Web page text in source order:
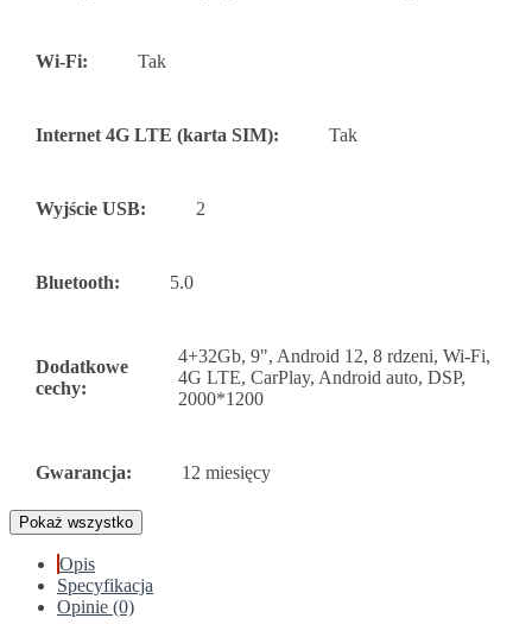
Wi-Fi: Tak
Internet 4G LTE (karta SIM): Tak
Wyjście USB: 2
Bluetooth: 5.0
Dodatkowe
cechy:
4+32Gb, 9", Android 12, 8 rdzeni, Wi-Fi,
4G LTE, CarPlay, Android auto, DSP,
2000*1200
Gwarancja: 12 miesięcy
Pokaż wszystko
Opis
Specyfikacja
Opinie (0)